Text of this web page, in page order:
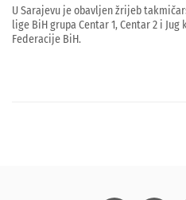
U Sarajevu je obavljen žrijeb
lige BiH grupa Centar 1, Centar 2 i
Federacije BiH.